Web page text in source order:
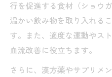
行を促進する食材（ショウ
温かい飲み物を取り入れる
す。また、適度な運動やス
血流改善に役立ちます。
さらに、漢方薬やサプリメ